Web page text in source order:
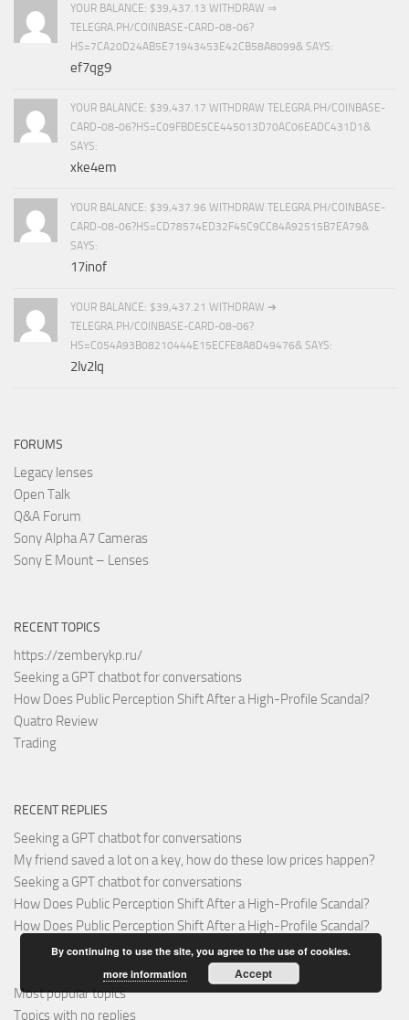
YOUR BALANCE: $39,437.13 WITHDRAW ⇒
TELEGRA.PH/COINBASE-CARD-08-06?
HS=7CA20D24AB5E71943453E42CB58A8099& SAYS:
ef7qg9
YOUR BALANCE: $39,437.17 WITHDRAW TELEGRA.PH/COINBASE-
CARD-08-06?HS=C09FBDE5CE445013D70AC06EADC431D1&
SAYS:
xke4em
YOUR BALANCE: $39,437.96 WITHDRAW TELEGRA.PH/COINBASE-
CARD-08-06?HS=CD78574ED32F45C9CC84A92515B7EA79&
SAYS:
17inof
YOUR BALANCE: $39,437.21 WITHDRAW ➜
TELEGRA.PH/COINBASE-CARD-08-06?
HS=C054A93B08210444E15ECFE8A8D49476& SAYS:
2lv2lq
FORUMS
Legacy lenses
Open Talk
Q&A Forum
Sony Alpha A7 Cameras
Sony E Mount – Lenses
RECENT TOPICS
https://zemberykp.ru/
Seeking a GPT chatbot for conversations
How Does Public Perception Shift After a High-Profile Scandal?
Quatro Review
Trading
RECENT REPLIES
Seeking a GPT chatbot for conversations
My friend saved a lot on a key, how do these low prices happen?
Seeking a GPT chatbot for conversations
How Does Public Perception Shift After a High-Profile Scandal?
How Does Public Perception Shift After a High-Profile Scandal?
Most popular topics
Topics with no replies
By continuing to use the site, you agree to the use of cookies.
more information
Accept